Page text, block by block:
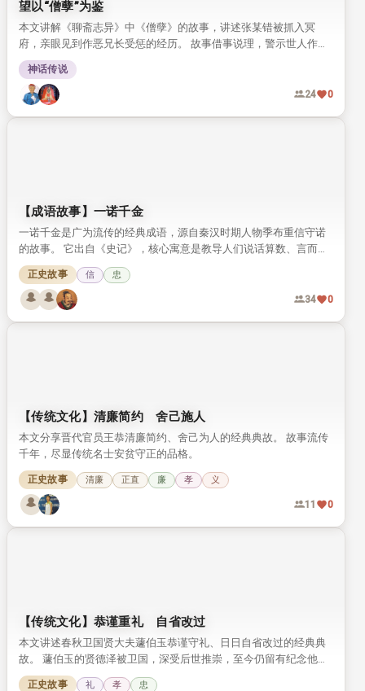
望以“僧孽”为鉴
本文讲解《聊斋志异》中《僧孽》的故事，讲述张某错被抓入冥
府，亲眼见到作恶兄长受惩的经历。 故事借事说理，警示世人作恶
自有报应，劝人以故事为鉴，守心向善。
神话传说
24 0
【成语故事】一诺千金
一诺千金是广为流传的经典成语，源自秦汉时期人物季布重信守诺
的故事。 它出自《史记》，核心寓意是教导人们说话算数、言而有
信。
正史故事 信 忠
34 0
【传统文化】清廉简约 舍己施人
本文分享晋代官员王恭清廉简约、舍己为人的经典典故。 故事流传
千年，尽显传统名士安贫守正的品格。
正史故事 清廉 正直 廉 孝 义
11 0
【传统文化】恭谨重礼 自省改过
本文讲述春秋卫国贤大夫蘧伯玉恭谨守礼、日日自省改过的经典典
故。 蘧伯玉的贤德泽被卫国，深受后世推崇，至今仍留有纪念他的
相关遗迹。
正史故事 礼 孝 忠